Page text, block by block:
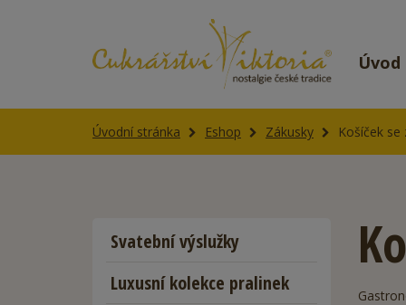
Úvod
Úvodní stránka Eshop Zákusky Košíček
Svatební výslužky
Luxusní kolekce pralinek